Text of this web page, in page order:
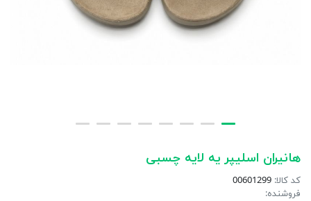
هانیران اسلیپر یه لایه چسبی
کد کالا: 00601299
فروشنده: